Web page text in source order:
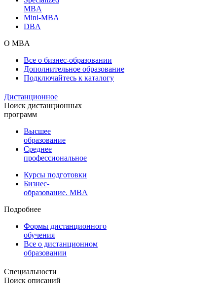
MBA
Mini-MBA
DBA
О MBA
Все о бизнес-образовании
Дополнительное образование
Подключайтесь к каталогу
Дистанционное
Поиск дистанционных
программ
Высшее
образование
Среднее
профессиональное
Курсы подготовки
Бизнес-
образование. MBA
Подробнее
Формы дистанционного
обучения
Все о дистанционном
образовании
Специальности
Поиск описаний